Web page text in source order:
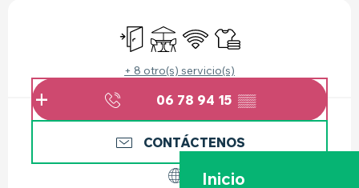
Inicio
Entrada independiente
TerrazaWifi Sábanas y ropa de
+ 8 otro(s) servicio(s)
06 78 94 15 ▒▒
CONTÁCTENOS